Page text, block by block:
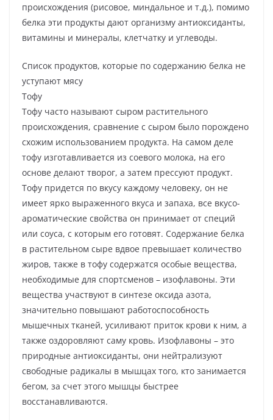
происхождения (рисовое, миндальное и т.д.), помимо
белка эти продукты дают организму антиоксиданты,
витамины и минералы, клетчатку и углеводы.
Список продуктов, которые по содержанию белка не
уступают мясу
Тофу
Тофу часто называют сыром растительного
происхождения, сравнение с сыром было порождено
схожим использованием продукта. На самом деле
тофу изготавливается из соевого молока, на его
основе делают творог, а затем прессуют продукт.
Тофу придется по вкусу каждому человеку, он не
имеет ярко выраженного вкуса и запаха, все вкусо-
ароматические свойства он принимает от специй
или соуса, с которым его готовят. Содержание белка
в растительном сыре вдвое превышает количество
жиров, также в тофу содержатся особые вещества,
необходимые для спортсменов – изофлавоны. Эти
вещества участвуют в синтезе оксида азота,
значительно повышают работоспособность
мышечных тканей, усиливают приток крови к ним, а
также оздоровляют саму кровь. Изофлавоны – это
природные антиоксиданты, они нейтрализуют
свободные радикалы в мышцах того, кто занимается
бегом, за счет этого мышцы быстрее
восстанавливаются.